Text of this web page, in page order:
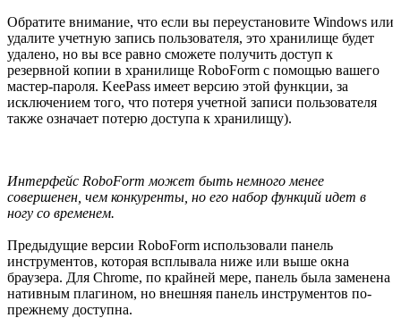
Обратите внимание, что если вы переустановите Windows или
удалите учетную запись пользователя, это хранилище будет
удалено, но вы все равно сможете получить доступ к
резервной копии в хранилище RoboForm с помощью вашего
мастер-пароля. KeePass имеет версию этой функции, за
исключением того, что потеря учетной записи пользователя
также означает потерю доступа к хранилищу).
Интерфейс RoboForm может быть немного менее
совершенен, чем конкуренты, но его набор функций идет в
ногу со временем.
Предыдущие версии RoboForm использовали панель
инструментов, которая всплывала ниже или выше окна
браузера. Для Chrome, по крайней мере, панель была заменена
нативным плагином, но внешняя панель инструментов по-
прежнему доступна.